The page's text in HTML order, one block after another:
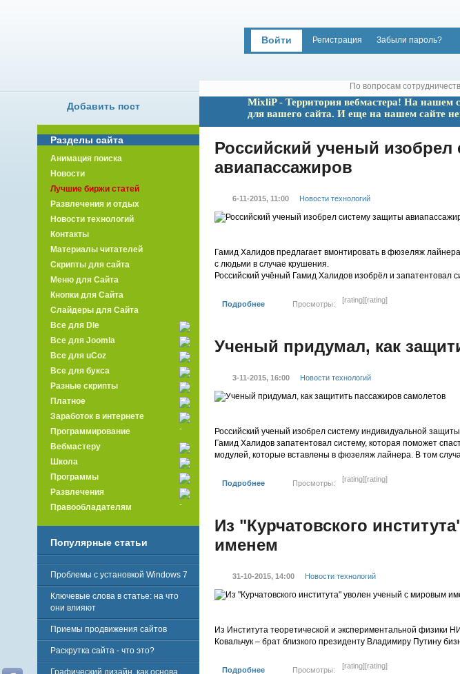
Войти Регистрация Забыли пароль?
По вопросам
MixliP - Территория вебмастера! На нашем
для вашего сайта. И еще на нашем сайте
Российский ученый изобрел
авиапассажиров
6-11-2015, 11:00 Новости технологий
Гамид Халидов предлагает вмонтировать в фюзеляж
с людьми в случае крушения.
Российский учёный Гамид Халидов изобрёл и запатентовал
[rating] [rating]
Подробнее Просмотры:
Ученый придумал, как
3-11-2015, 16:00 Новости технологий
Российский ученый изобрел систему индивидуальной
Гамид Халидов запатентовал систему, которая поможет
модулей, которые вставлены в фюзеляж лайнера. В том
[rating][rating]
Подробнее Просмотры:
Из "Курчатовского
именем
31-10-2015, 14:00 Новости технологий
Из Института теоретической и экспериментальной физики
Ковальчук – брат близкого президенту Владимиру Путину
[rating][rating]
Подробнее Просмотры:
Добавить пост
Разделы сайта
Анимация поиска
Новости
Лучшие биржи статей
Развлечения и отдых
Новости технологий
Контакты
Материалы читателей
Скрипты для сайта
Меню для Сайта
Кнопки для Сайта
Слайдеры для Сайта
Все для Dle
Все для Joomla
Все для uCoz
Все для букса
Разные скрипты
Платное
Заработок в интернете
Программирование
Вебмастеру
Школа
Программы
Развлечения
Правообладателям
Популярные статьи
Проблемы с установкой Windows 7
Ключевые слова в статье: на что
они влияют
Приемы продвижения сайтов
Раскрутка сайта - что это?
Графический дизайн, как основа